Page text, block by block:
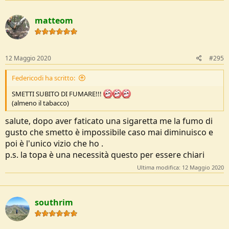
matteom
12 Maggio 2020 #295
Federicodi ha scritto:
SMETTI SUBITO DI FUMARE!!!
(almeno il tabacco)
salute, dopo aver faticato una sigaretta me la fumo di
gusto che smetto è impossibile caso mai diminuisco e
poi è l'unico vizio che ho .
p.s. la topa è una necessità questo per essere chiari
Ultima modifica: 12 Maggio 2020
southrim